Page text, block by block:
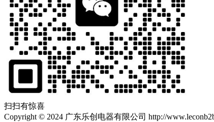
扫扫有惊喜
Copyright © 2024 广东乐创电器有限公司 http://